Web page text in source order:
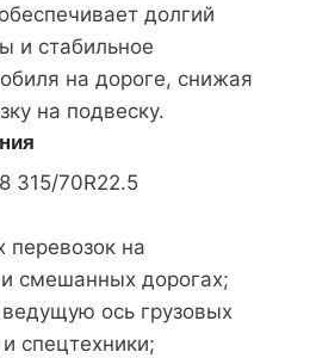
долгий
и стабильное
на дороге, снижая
на подвеску.
315/70R22.5
перевозок на
смешанных дорогах;
ось грузовых
спецтехники;